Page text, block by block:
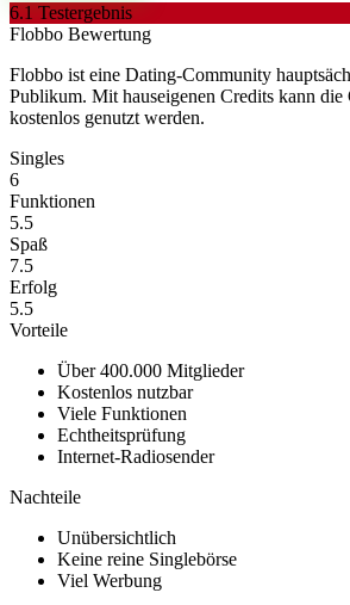
6.1 Testergebnis
Flobbo Bewertung
Flobbo ist eine Dating-Community
Publikum. Mit hauseigenen Credits kann
kostenlos genutzt werden.
Singles
6
Funktionen
5.5
Spaß
7.5
Erfolg
5.5
Vorteile
Über 400.000 Mitglieder
Kostenlos nutzbar
Viele Funktionen
Echtheitsprüfung
Internet-Radiosender
Nachteile
Unübersichtlich
Keine reine Singlebörse
Viel Werbung